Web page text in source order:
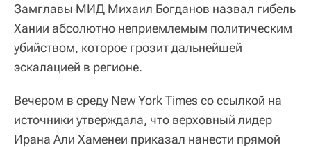
Замглавы МИД Михаил Богданов назвал гибель
Хании абсолютно неприемлемым политическим
убийством, которое грозит дальнейшей
эскалацией в регионе.
Вечером в среду New York Times со ссылкой на
источники утверждала, что верховный лидер
Ирана Али Хаменеи приказал нанести прямой